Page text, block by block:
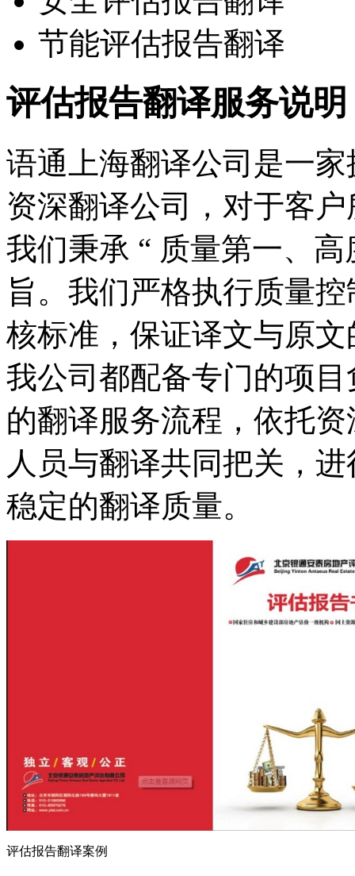
节能评估报告翻译
评估报告翻译服务说明
语通上海翻译公司是一
资深翻译公司，对于客
我们秉承 “ 质量第一、
旨。我们严格执行质量
核标准，保证译文与原
我公司都配备专门的项
的翻译服务流程，依托
人员与翻译共同把关，
稳定的翻译质量。
评估报告翻译案例